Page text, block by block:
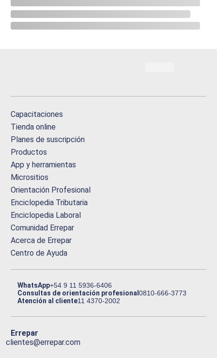
Capacitaciones
Tienda online
Planes de suscripción
Productos
App y herramientas
Micrositios
Orientación Profesional
Enciclopedia Tributaria
Enciclopedia Laboral
Comunidad Errepar
Acerca de Errepar
Centro de Ayuda
WhatsApp+54 9 11 5936-6406
Consultas de orientación profesional0810-666-3773
Atención al cliente11 4370-2002
Errepar
clientes@errepar.com